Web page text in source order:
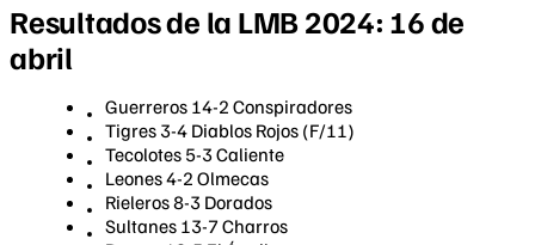
Resultados de la LMB 2024: 16 de
abril
Guerreros 14-2 Conspiradores
Tigres 3-4 Diablos Rojos (F/11)
Tecolotes 5-3 Caliente
Leones 4-2 Olmecas
Rieleros 8-3 Dorados
Sultanes 13-7 Charros